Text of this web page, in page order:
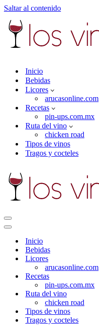
Saltar al contenido
Inicio
Bebidas
Licores
arucasonline.com
Recetas
pin-ups.com.mx
Ruta del vino
chicken road
Tipos de vinos
Tragos y cocteles
Menú
de
Menú
navegación
Inicio
Bebidas
Licores
arucasonline.com
Recetas
pin-ups.com.mx
Ruta del vino
chicken road
Tipos de vinos
Tragos y cocteles